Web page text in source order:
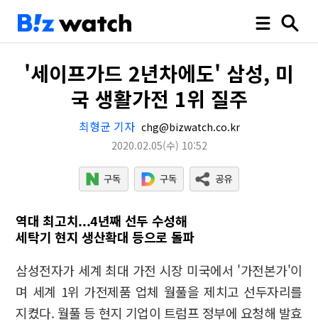
'세이프가드 2년차에도' 삼성, 미
국 생활가전 1위 질주
최형균 기자 chg@bizwatch.co.kr
2020.02.05(수) 10:52
역대 최고치...4년째 선두 수성해
세탁기 현지 생산확대 등으로 돌파
삼성전자가 세계 최대 가전 시장 미국에서 '가전본가'이
며 세계 1위 가전제품 업체 월풀을 제치고 선두자리를
지켰다. 월풀 등 현지 기업이 트럼프 정부에 요청해 발효